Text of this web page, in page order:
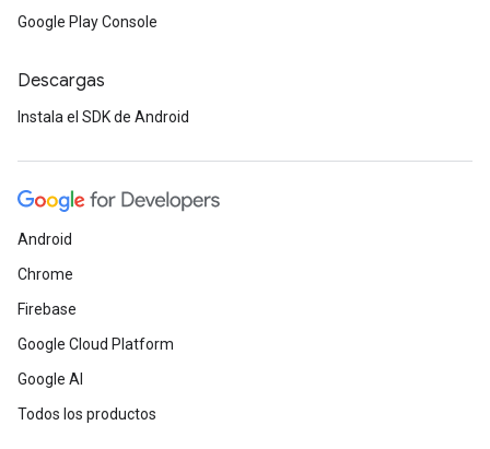
Google Play Console
Descargas
Instala el SDK de Android
Android
Chrome
Firebase
Google Cloud Platform
Google AI
Todos los productos